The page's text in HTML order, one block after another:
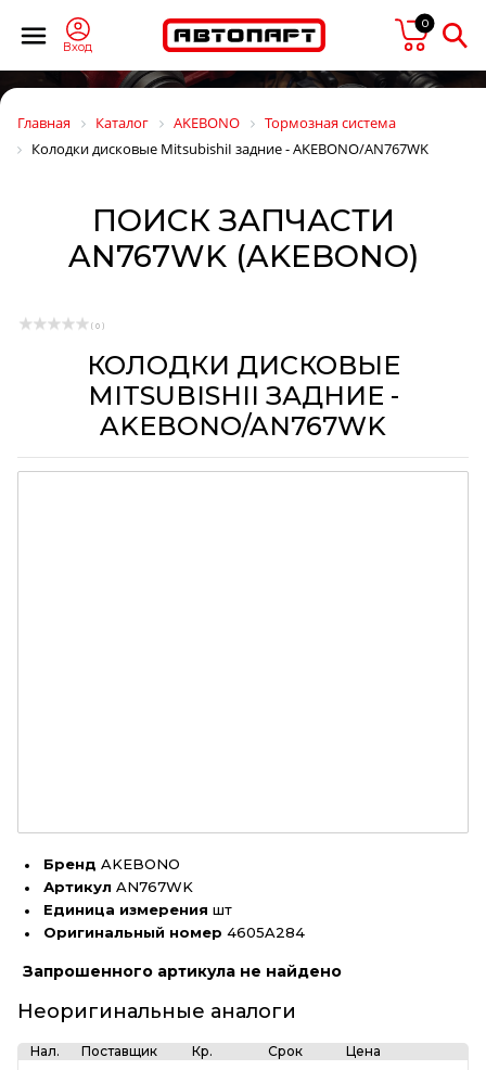
Вход
0
Главная Каталог AKEBONO
Тормозная система
Колодки дисковые MitsubishiI задние - AKEBONO/AN767WK
ПОИСК ЗАПЧАСТИ
AN767WK (AKEBONO)
( 0 )
КОЛОДКИ ДИСКОВЫЕ
MITSUBISHII ЗАДНИЕ -
AKEBONO/AN767WK
Бренд AKEBONO
Артикул AN767WK
Единица измерения шт
Оригинальный номер 4605A284
Запрошенного артикула не найдено
Неоригинальные аналоги
Нал. Поставщик Кр. Срок Цена